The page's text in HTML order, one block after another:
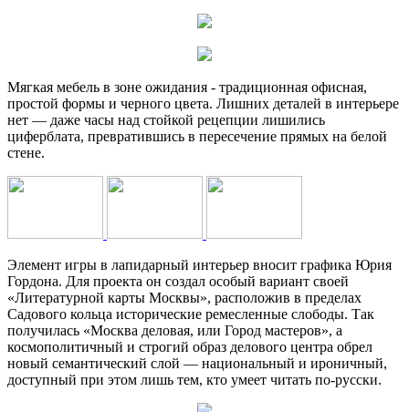
Мягкая мебель в зоне ожидания - традиционная офисная,
простой формы и черного цвета. Лишних деталей в интерьере
нет — даже часы над стойкой рецепции лишились
циферблата, превратившись в пересечение прямых на белой
стене.
Элемент игры в лапидарный интерьер вносит графика Юрия
Гордона. Для проекта он создал особый вариант своей
«Литературной карты Москвы», расположив в пределах
Садового кольца исторические ремесленные слободы. Так
получилась «Москва деловая, или Город мастеров», а
космополитичный и строгий образ делового центра обрел
новый семантический слой — национальный и ироничный,
доступный при этом лишь тем, кто умеет читать по-русски.